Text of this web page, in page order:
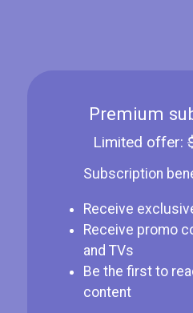
Premium
Limited offer:
Subscription
Receive
Receive promo
and TVs
Be the first to
content